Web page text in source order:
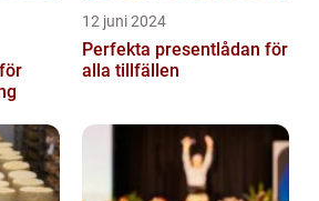
12 juni 2024
Perfekta presentlådan för
alla tillfällen